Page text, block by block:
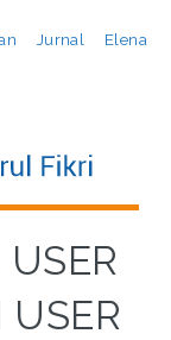
Jurnal Elena
USER